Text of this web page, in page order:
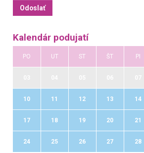
Kalendár podujatí
PO UT ST ŠT PI
10 11 12 13 14
17 18 19 20 21
24 25 26 27 28